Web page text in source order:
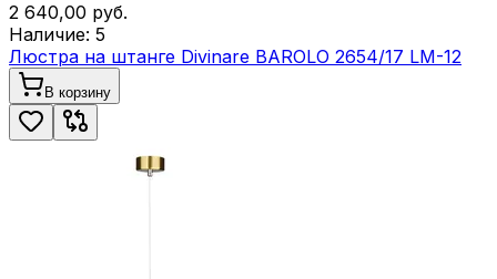
2 640,00 руб.
Наличие: 5
Люстра на штанге Divinare BAROLO 2654/17 LM-12
В корзину